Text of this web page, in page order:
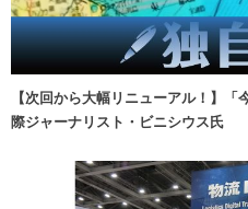
【次回から大幅リニューアル！】
際ジャーナリスト・ビニシウス氏